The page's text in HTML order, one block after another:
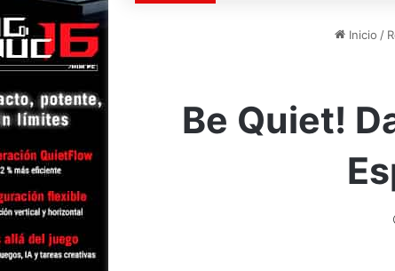
Inicio /
Be Quiet!